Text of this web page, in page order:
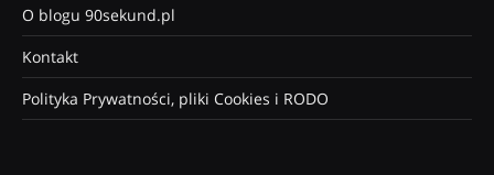
O blogu 90sekund.pl
Kontakt
Polityka Prywatności, pliki Cookies i RODO